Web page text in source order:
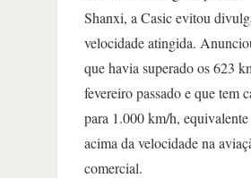
Shanxi, a Casic evitou
velocidade atingida.
que havia superado os 623
fevereiro passado e que tem
para 1.000 km/h,
acima da velocidade na
comercial.